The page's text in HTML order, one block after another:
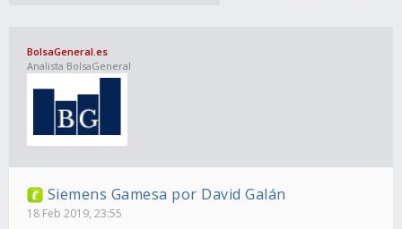
BolsaGeneral.es
Analista BolsaGeneral
Siemens Gamesa por David Galán
18 Feb 2019, 23:55